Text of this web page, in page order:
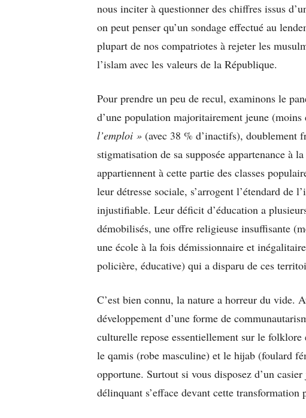
nous inciter à questionner des chiffres issus
on peut penser qu’un sondage effectué au
plupart de nos compatriotes à rejeter les
l’islam avec les valeurs de la République.
Pour prendre un peu de recul, examinons le
d’une population majoritairement jeune (moins
l’emploi » (avec 38 % d’inactifs), doublement
stigmatisation de sa supposée appartenance à
appartiennent à cette partie des classes
leur détresse sociale, s’arrogent l’étendard de
injustifiable. Leur déficit d’éducation a
démobilisés, une offre religieuse insuffisante
une école à la fois démissionnaire et
policière, éducative) qui a disparu de ces
C’est bien connu, la nature a horreur du vide.
développement d’une forme de
culturelle repose essentiellement sur le
le qamis (robe masculine) et le hijab (foulard
opportune. Surtout si vous disposez d’un
délinquant s’efface devant cette transformation